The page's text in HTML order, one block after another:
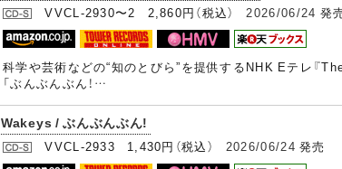
VVCL-2930〜2 2,860円（税込）2026/06/24 発
科学や芸術などの“知のとびら”を提供するNHK Eテレ『
「ぶんぶんぶん！…
Wakeys / ぶんぶんぶん!
VVCL-2933 1,430円（税込） 2026/06/24 発売